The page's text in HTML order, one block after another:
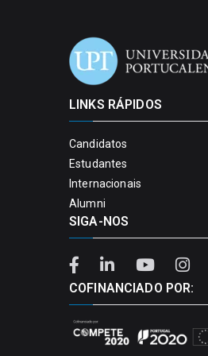
LINKS RÁPIDOS
Candidatos
Estudantes
Internacionais
Alumni
SIGA-NOS
COFINANCIADO POR: